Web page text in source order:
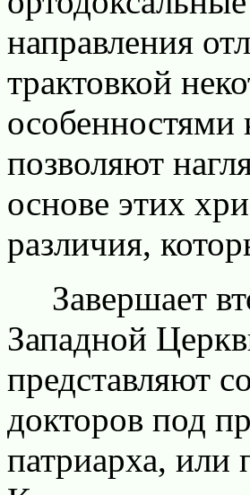
направления
трактовкой
особенностями
позволяют
основе этих
различия,
Завершает
Западной
представляют
докторов под
патриарха,